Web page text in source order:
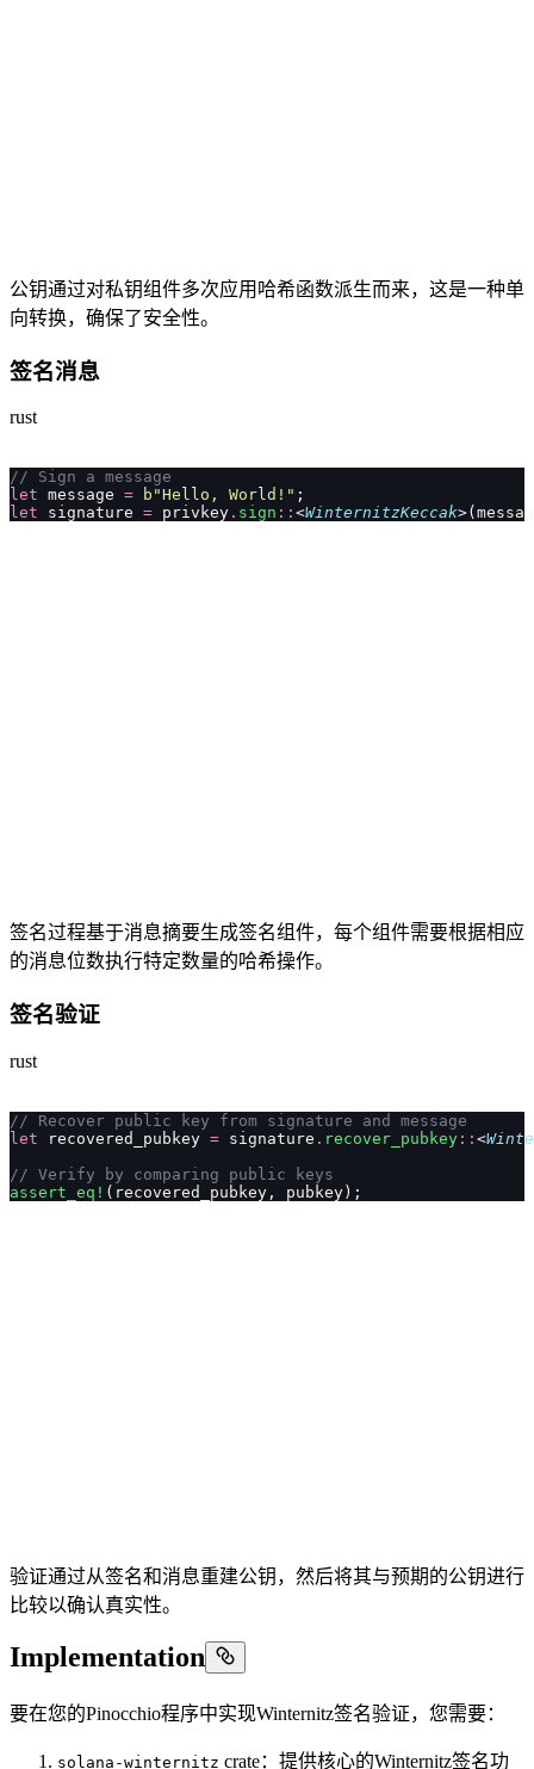
公钥通过对私钥组件多次应用哈希函数派生而来，这是一种单
向转换，确保了安全性。
签名消息
rust
// Sign a message
let message = b"Hello, World!" ;
let signature = privkey . sign :: <WinternitzKeccak
签名过程基于消息摘要生成签名组件，每个组件需要根据相应
的消息位数执行特定数量的哈希操作。
签名验证
rust
// Recover public key from signature and message
let recovered_pubkey = signature . recover_pubkey :: <
// Verify by comparing public keys
assert_eq! (recovered_pubkey, pubkey);
验证通过从签名和消息重建公钥，然后将其与预期的公钥进行
比较以确认真实性。
Implementation
要在您的Pinocchio程序中实现Winternitz签名验证，您需要：
solana-winternitz crate：提供核心的Winternitz签名功